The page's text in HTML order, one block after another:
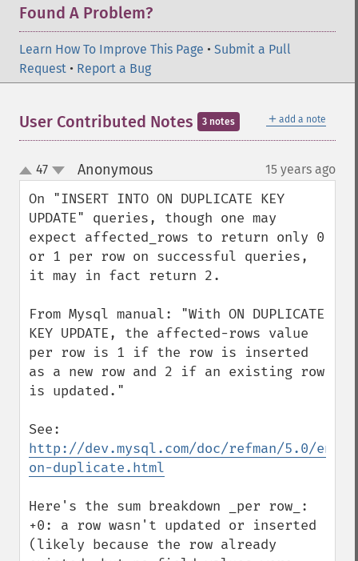
Found A Problem?
Learn How To Improve This Page • Submit a Pull
Request • Report a Bug
＋ add a note
User Contributed Notes 3 notes
up
down
47 Anonymous¶ 15 years ago
On "INSERT INTO ON DUPLICATE KEY
UPDATE" queries, though one may
expect affected_rows to return only 0
or 1 per row on successful queries,
it may in fact return 2.
From Mysql manual: "With ON DUPLICATE
KEY UPDATE, the affected-rows value
per row is 1 if the row is inserted
as a new row and 2 if an existing row
is updated."
http://dev.mysql.com/doc/refman/5.0/en/
on-duplicate.html
Here's the sum breakdown _per row_:
+0: a row wasn't updated or inserted
(likely because the row already